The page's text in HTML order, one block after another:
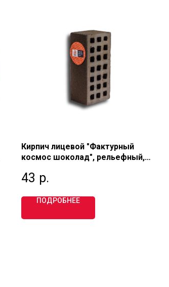
Кирпич лицевой "Фактурный
космос шоколад", рельефный,
НФ, М150, ВИНЗИЛИНСКИЙ
43 р.
ПОДРОБНЕЕ